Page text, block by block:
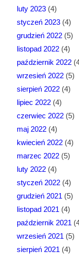
luty 2023(4)
styczeń 2023(4)
grudzień 2022(5)
listopad 2022(4)
październik 2022
wrzesień 2022(5)
sierpień 2022(4)
lipiec 2022(4)
czerwiec 2022(5)
maj 2022(4)
kwiecień 2022(4)
marzec 2022(5)
luty 2022(4)
styczeń 2022(4)
grudzień 2021 (5)
listopad 2021 (4)
październik 2021
wrzesień 2021 (5)
sierpień 2021 (4)